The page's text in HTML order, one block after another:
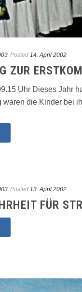
Posted 14. April 2002
ZUR
Uhr Dieses Jahr
die Kinder bei
Posted 13. April 2002
FÜR